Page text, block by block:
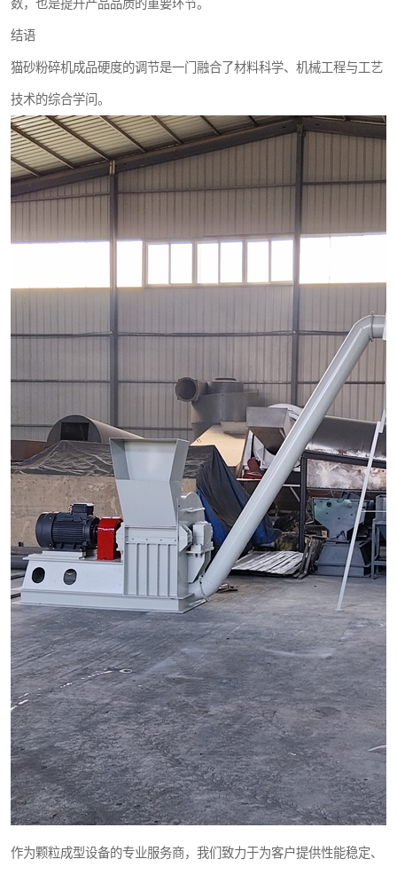
数，也是提升产品品质的重要环节。
结语
猫砂粉碎机成品硬度的调节是一门融合了材料科学、机械工程与工艺
技术的综合学问。
作为颗粒成型设备的专业服务商，我们致力于为客户提供性能稳定、